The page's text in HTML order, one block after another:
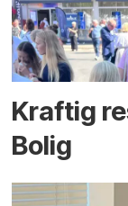
Kraftig
Bolig